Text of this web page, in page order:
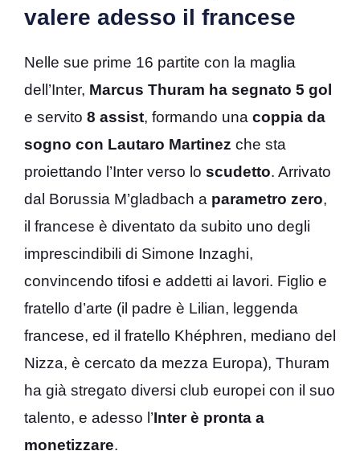
valere adesso il francese
Nelle sue prime 16 partite con la maglia
dell’Inter, Marcus Thuram ha segnato 5 gol
e servito 8 assist, formando una coppia da
sogno con Lautaro Martinez che sta
proiettando l’Inter verso lo scudetto. Arrivato
dal Borussia M’gladbach a parametro zero,
il francese è diventato da subito uno degli
imprescindibili di Simone Inzaghi,
convincendo tifosi e addetti ai lavori. Figlio e
fratello d’arte (il padre è Lilian, leggenda
francese, ed il fratello Khéphren, mediano del
Nizza, è cercato da mezza Europa), Thuram
ha già stregato diversi club europei con il suo
talento, e adesso l’Inter è pronta a
monetizzare.